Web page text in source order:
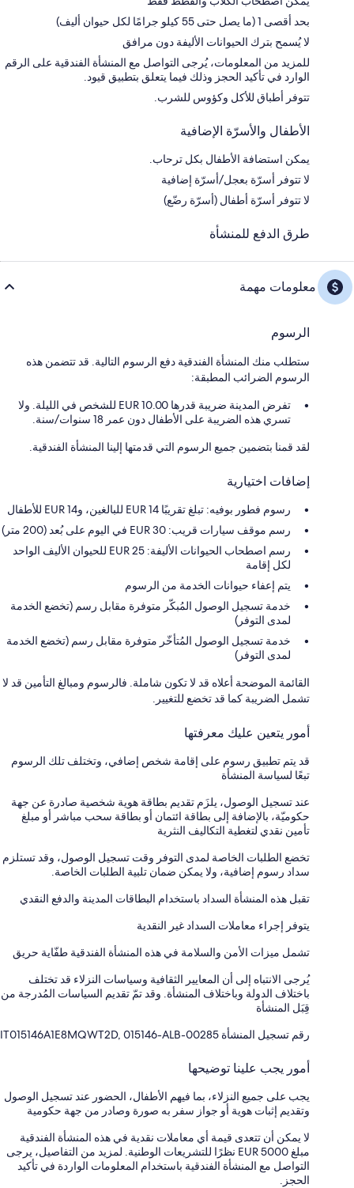
بحد أقصى 1 (ما يصل حتى 55 كيلو جرامًا لكل حيوان أليف)
لا يُسمح بترك الحيوانات الأليفة دون مرافق
للمزيد من المعلومات، يُرجى التواصل مع المنشأة الفندقية على الرقم
الوارد في تأكيد الحجز وذلك فيما يتعلق بتطبيق قيود.
تتوفر أطباق للأكل وكؤوس للشرب.
الأطفال والأسرّة الإضافية
يمكن استضافة الأطفال بكل ترحاب.
لا تتوفر أسرّة بعجل/أسرّة إضافية
لا تتوفر أسرّة أطفال (أسرّة رضّع)
طرق الدفع للمنشأة
معلومات مهمة
الرسوم
ستطلب منك المنشأة الفندقية دفع الرسوم التالية. قد تتضمن هذه
الرسوم الضرائب المطبقة:
تفرض المدينة ضريبة قدرها 10.00 EUR للشخص في الليلة. ولا
تسري هذه الضريبة على الأطفال دون عمر 18 سنوات/سنة.
لقد قمنا بتضمين جميع الرسوم التي قدمتها إلينا المنشأة الفندقية.
إضافات اختيارية
رسوم فطور بوفيه: تبلغ تقريبًا EUR 14 للبالغين، وEUR 14 للأطفال
رسم موقف سيارات قريب: 30 EUR في اليوم على بُعد (200 متر)
رسم اصطحاب الحيوانات الأليفة: 25 EUR للحيوان الأليف الواحد
لكل إقامة
يتم إعفاء حيوانات الخدمة من الرسوم
خدمة تسجيل الوصول المُبكّر متوفرة مقابل رسم (تخضع الخدمة
لمدى التوفر)
خدمة تسجيل الوصول المُتأخّر متوفرة مقابل رسم (تخضع الخدمة
لمدى التوفر)
القائمة الموضحة أعلاه قد لا تكون شاملة. فالرسوم ومبالغ التأمين قد لا
تشمل الضريبة كما قد تخضع للتغيير.
أمور يتعين عليك معرفتها
قد يتم تطبيق رسوم على إقامة شخص إضافي، وتختلف تلك الرسوم
تبعًا لسياسة المنشأة
عند تسجيل الوصول، يلزَم تقديم بطاقة هوية شخصية صادرة عن جهة
حكوميّة، بالإضافة إلى بطاقة ائتمان أو بطاقة سحب مباشر أو مبلغ
تأمين نقدي لتغطية التكاليف النثرية
تخضع الطلبات الخاصة لمدى التوفر وقت تسجيل الوصول، وقد تستلزم
سداد رسوم إضافية، ولا يمكن ضمان تلبية الطلبات الخاصة.
تقبل هذه المنشأة السداد باستخدام البطاقات المدينة والدفع النقدي
يتوفر إجراء معاملات السداد غير النقدية
تشمل ميزات الأمن والسلامة في هذه المنشأة الفندقية طفّاية حريق
يُرجى الانتباه إلى أن المعايير الثقافية وسياسات النزلاء قد تختلف
باختلاف الدولة وباختلاف المنشأة. وقد تمّ تقديم السياسات المُدرجة من
قِبَل المنشأة
رقم تسجيل المنشأة ⁦IT015146A1E8MQWT2D, 015146-ALB-00285⁩
أمور يجب علينا توضيحها
يجب على جميع النزلاء، بما فيهم الأطفال، الحضور عند تسجيل الوصول
وتقديم إثبات هوية أو جواز سفر به صورة وصادر من جهة حكومية
لا يمكن أن تتعدى قيمة أي معاملات نقدية في هذه المنشأة الفندقية
مبلغ EUR 5000 نظرًا للتشريعات الوطنية. لمزيد من التفاصيل، يرجى
التواصل مع المنشأة الفندقية باستخدام المعلومات الواردة في تأكيد
الحجز.